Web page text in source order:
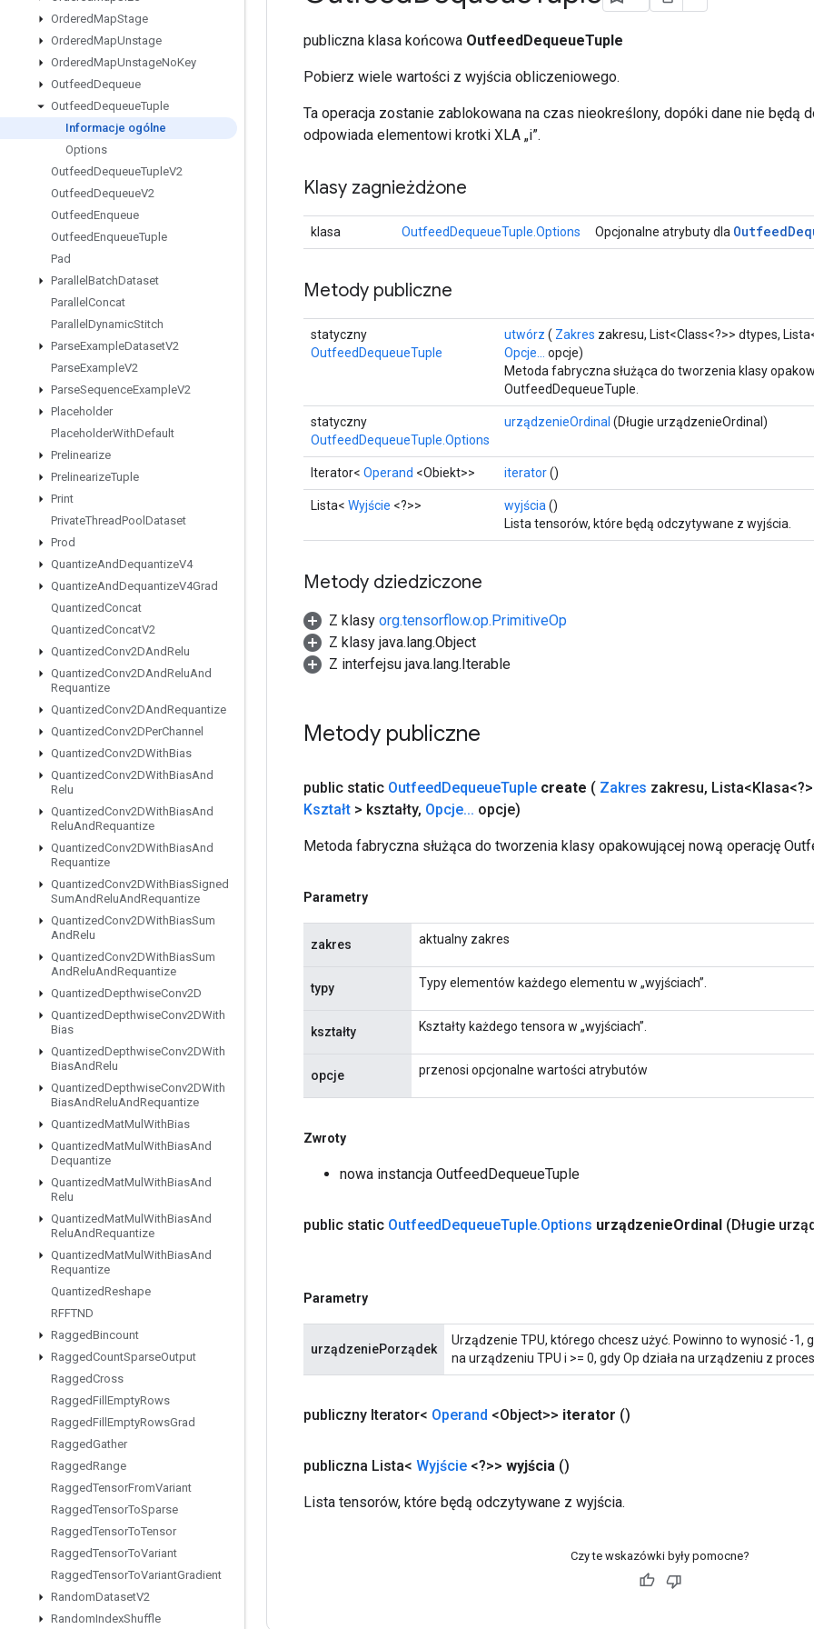
OrderedMapStage
OrderedMapUnstage
OrderedMapUnstageNoKey
OutfeedDequeue
OutfeedDequeueTuple
Informacje ogólne
Options
OutfeedDequeueTupleV2
OutfeedDequeueV2
OutfeedEnqueue
OutfeedEnqueueTuple
Pad
Parallel BatchDataset
Parallel Concat
Parallel DynamicStitch
ParseExampleDatasetV2
ParseExampleV2
ParseSequenceExampleV2
Placeholder
PlaceholderWithDefault
Prelinearize
PrelinearizeTuple
Print
PrivateThreadPool Dataset
Prod
QuantizeAndDequantizeV4
QuantizeAndDequantizeV4Grad
QuantizedConcat
QuantizedConcatV2
QuantizedConv2DAndRelu
QuantizedConv2DAndReluAnd
Requantize
QuantizedConv2DAndRequantize
QuantizedConv2DPerChannel
QuantizedConv2DWithBias
QuantizedConv2DWithBiasAnd
Relu
QuantizedConv2DWithBiasAnd
ReluAndRequantize
QuantizedConv2DWithBiasAnd
Requantize
QuantizedConv2DWithBiasSigned
SumAndReluAndRequantize
QuantizedConv2DWithBiasSum
AndRelu
QuantizedConv2DWithBiasSum
AndReluAndRequantize
QuantizedDepthwiseConv2D
QuantizedDepthwiseConv2DWith
Bias
QuantizedDepthwiseConv2DWith
BiasAndRelu
QuantizedDepthwiseConv2DWith
BiasAndReluAndRequantize
QuantizedMatMul WithBias
QuantizedMatMul WithBiasAnd
Dequantize
QuantizedMatMul WithBiasAnd
Relu
QuantizedMatMul WithBiasAnd
ReluAndRequantize
QuantizedMatMul WithBiasAnd
Requantize
QuantizedReshape
RFFTND
RaggedBincount
RaggedCountSparseOutput
RaggedCross
RaggedFill EmptyRows
RaggedFill EmptyRowsGrad
RaggedGather
RaggedRange
RaggedTensorFromVariant
RaggedTensorToSparse
RaggedTensorToTensor
RaggedTensorToVariant
RaggedTensorToVariantGradient
RandomDatasetV2
RandomIndexShuffle
publiczna klasa końcowa OutfeedDequeueTuple
Pobierz wiele wartości z wyjścia obliczeniowego.
Ta operacja zostanie zablokowana na czas nieokreślony, dopóki dane nie będą
odpowiada elementowi krotki XLA „i”.
Klasy zagnieżdżone
klasa OutfeedDequeueTuple.Options Opcjonalne atrybuty dla Outfeed
Metody publiczne
statyczny
OutfeedDequeueTuple
utwórz ( Zakres zakresu, List<Class<?>> dtypes,
Opcje...
opcje)
Metoda fabryczna służąca do tworzenia klasy
OutfeedDequeueTuple.
statyczny
OutfeedDequeueTuple.Options
urządzenieOrdinal (Długie urządzenieOrdinal)
Iterator< Operand <Obiekt>> iterator()
Lista< Wyjście <?>> wyjścia ()
Lista tensorów, które będą odczytywane z wyjścia.
Metody dziedziczone
Z klasy org.tensorflow.op.PrimitiveOp
Z klasy java.lang.Object
Z interfejsu java.lang.Iterable
Metody publiczne
public static OutfeedDequeueTuple create ( Zakres zakresu,
Kształt > kształty, Opcje... opcje)
Metoda fabryczna służąca do tworzenia klasy opakowującej nową operację
Parametry
zakres aktualny zakres
typy Typy elementów każdego elementu w „wyjściach”.
kształty Kształty każdego tensora w „wyjściach”.
opcje przenosi opcjonalne wartości atrybutów
Zwroty
nowa instancja OutfeedDequeueTuple
public static OutfeedDequeueTuple.Options urządzenieOrdinal (Długie
Parametry
urządzeniePorządek
Urządzenie TPU, którego chcesz użyć. Powinno to wynosić -1,
na urządzeniu TPU i >= 0, gdy Op działa na urządzeniu z
publiczny Iterator< Operand <Object>> iterator ()
publiczna Lista< Wyjście <?>> wyjścia ()
Lista tensorów, które będą odczytywane z wyjścia.
Czy te wskazówki były pomocne?